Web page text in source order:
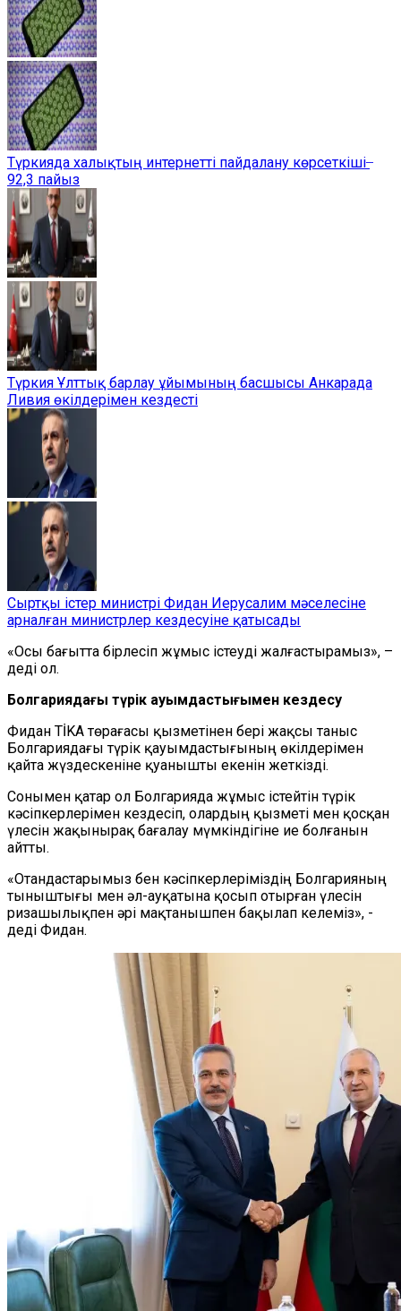
Түркияда халықтың интернетті пайдалану көрсеткіші ̶
92,3 пайыз
Түркия Ұлттық барлау ұйымының басшысы Анкарада
Ливия өкілдерімен кездесті
Сыртқы істер министрі Фидан Иерусалим мәселесіне
арналған министрлер кездесуіне қатысады
«Осы бағытта бірлесіп жұмыс істеуді жалғастырамыз», –
деді ол.
Болгариядағы түрік қауымдастығымен кездесу
Фидан TİKA төрағасы қызметінен бері жақсы таныс
Болгариядағы түрік қауымдастығының өкілдерімен
қайта жүздескеніне қуанышты екенін жеткізді.
Сонымен қатар ол Болгарияда жұмыс істейтін түрік
кәсіпкерлерімен кездесіп, олардың қызметі мен қосқан
үлесін жақынырақ бағалау мүмкіндігіне ие болғанын
айтты.
«Отандастарымыз бен кәсіпкерлеріміздің Болгарияның
тыныштығы мен әл-ауқатына қосып отырған үлесін
ризашылықпен әрі мақтанышпен бақылап келеміз», -
деді Фидан.